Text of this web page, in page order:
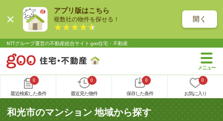
アプリ版はこちら
複数社の物件を探せる！ 開く
NTTグループ運営の不動産総合サイト goo住宅・不動産
0
最近検索した条件
0
最近見た物件
0
保存した条件
0
お気に入り
和光市のマンション 地域から探す